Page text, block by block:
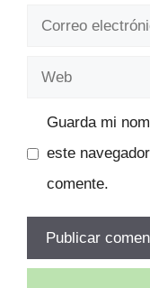
Correo
Web
Guarda mi
este
comente.